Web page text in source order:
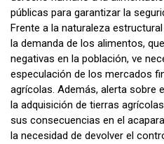
públicas para garantizar la
Frente a la naturaleza
la demanda de los alimentos,
negativas en la población, ve
especulación de los mercados
agrícolas. Además, alerta sobre
la adquisición de tierras
sus consecuencias en el
la necesidad de devolver el